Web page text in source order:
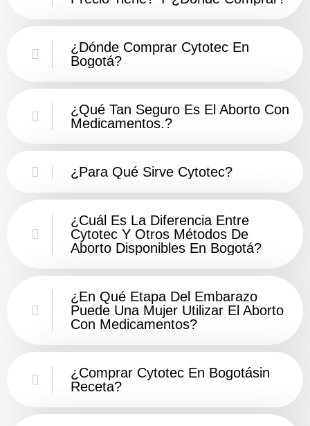
¿Dónde Comprar Cytotec En
Bogotá?
¿Qué Tan Seguro Es El Aborto Con
Medicamentos.?
¿Para Qué Sirve Cytotec?
¿Cuál Es La Diferencia Entre
Cytotec Y Otros Métodos De
Aborto Disponibles En Bogotá?
¿En Qué Etapa Del Embarazo
Puede Una Mujer Utilizar El Aborto
Con Medicamentos?
¿Comprar Cytotec En Bogotásin
Receta?